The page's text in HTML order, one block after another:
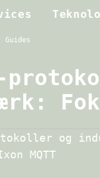
Guides